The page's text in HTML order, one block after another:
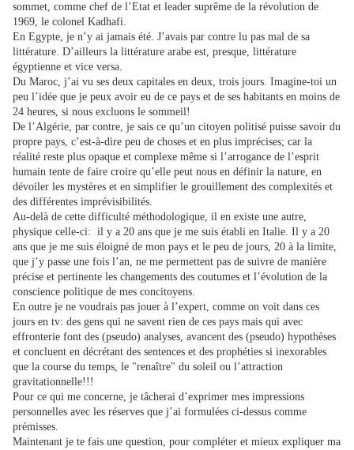
sommet, comme chef de l’Etat et leader suprême de la révolution de
1969, le colonel Kadhafi.
En Egypte, je n’y ai jamais été. J’avais par contre lu pas mal de sa
littérature. D’ailleurs la littérature arabe est, presque, littérature
égyptienne et vice versa.
Du Maroc, j’ai vu ses deux capitales en deux, trois jours. Imagine-toi un
peu l’idée que je peux avoir eu de ce pays et de ses habitants en moins de
24 heures, si nous excluons le sommeil!
De l’Algérie, par contre, je sais ce qu’un citoyen politisé puisse savoir du
propre pays, c’est-à-dire peu de choses et en plus imprécises; car la
réalité reste plus opaque et complexe même si l’arrogance de l’esprit
humain tente de faire croire qu’elle peut nous en définir la nature, en
dévoiler les mystères et en simplifier le grouillement des complexités et
des différentes imprévisibilités.
Au-delà de cette difficulté méthodologique, il en existe une autre,
physique celle-ci: il y a 20 ans que je me suis établi en Italie. Il y a 20
ans que je me suis éloigné de mon pays et le peu de jours, 20 à la limite,
que j’y passe une fois l’an, ne me permettent pas de suivre de manière
précise et pertinente les changements des coutumes et l’évolution de la
conscience politique de mes concitoyens.
En outre je ne voudrais pas jouer à l’expert, comme on voit dans ces
jours en tv: des gens qui ne savent rien de ces pays mais qui avec
effronterie font des (pseudo) analyses, avancent des (pseudo) hypothèses
et concluent en décrétant des sentences et des prophéties si inexorables
que la course du temps, le "renaître" du soleil ou l’attraction
gravitationnelle!!!
Pour ce qui me concerne, je tâcherai d’exprimer mes impressions
personnelles avec les réserves que j’ai formulées ci-dessus comme
prémisses.
Maintenant je te fais une question, pour compléter et mieux expliquer ma